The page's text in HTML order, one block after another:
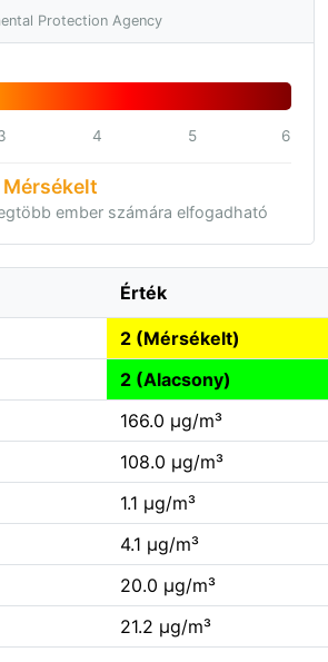
Protection Agency
4 5 6
Mérsékelt
ember számára elfogadható
Érték
2 (Mérsékelt)
2 (Alacsony)
166.0 µg/m³
108.0 µg/m³
1.1 µg/m³
4.1 µg/m³
20.0 µg/m³
21.2 µg/m³